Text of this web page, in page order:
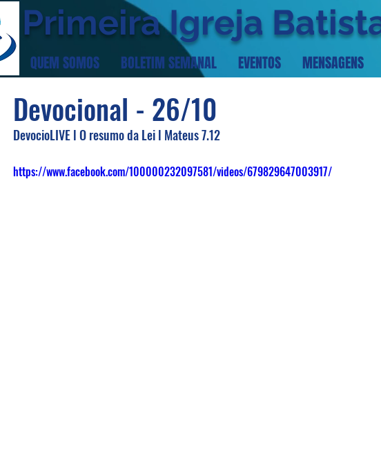
QUEM SOMOS BOLETIM SEMANAL EVENTOS MENSAGENS
Primeira Igreja
Devocional - 26/10
DevocioLIVE l O resumo da Lei l Mateus 7.12
https://www.facebook.com/100000232097581/videos/679829647003917/